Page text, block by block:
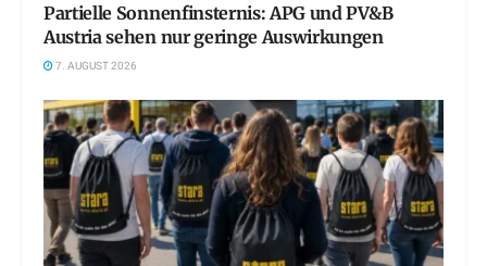
Partielle Sonnenfinsternis: APG und PV&B
Austria sehen nur geringe Auswirkungen
7. AUGUST 2026